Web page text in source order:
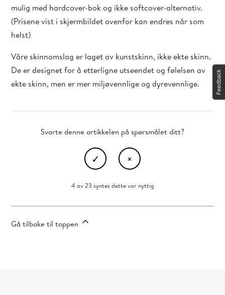
mulig med hardcover-bok og ikke softcover-alternativ.
(Prisene vist i skjermbildet ovenfor kan endres når som
helst)
Våre skinnomslag er laget av kunstskinn, ikke ekte skinn.
De er designet for å etterligne utseendet og følelsen av
ekte skinn, men er mer miljøvennlige og dyrevennlige.
Svarte denne artikkelen på spørsmålet ditt?
4 av 23 syntes dette var nyttig
Gå tilbake til toppen